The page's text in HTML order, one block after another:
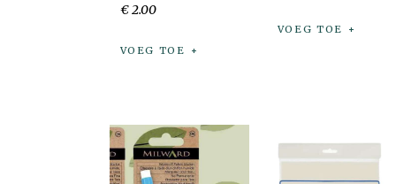
€ 2.00
VOEG TOE
VOEG TOE